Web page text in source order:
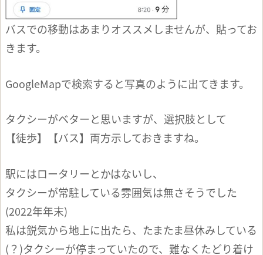
バスでの移動はあまりオススメしませんが、貼ってお
きます。
GoogleMapで検索すると写真のように出てきます。
タクシーがベターと思いますが、選択肢として
【徒歩】【バス】両方示しておきますね。
駅にはロータリーとかはないし、
タクシーが常駐している雰囲気は無さそうでした
(2022年年末)
私は鋭気から地上に出たら、たまたま昼休みしている
(？)タクシーが停まっていたので、難なくたどり着け